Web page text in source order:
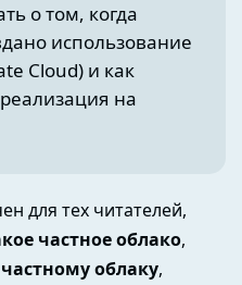
о том, когда
использование
Cloud) и как
на
для тех читателей,
частное облако,
облаку,